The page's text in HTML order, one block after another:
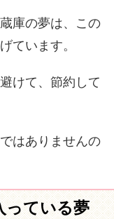
庫の夢は、この
ています。
けて、節約して
はありませんの
っている夢